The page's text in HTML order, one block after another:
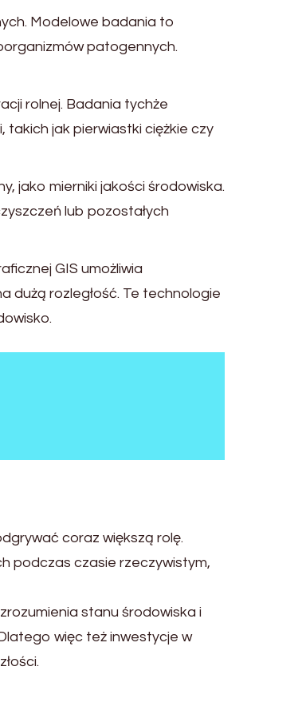
Modelowe badania to
patogennych.
rolnej. Badania tychże
takich jak pierwiastki ciężkie czy
jako mierniki jakości środowiska.
lub pozostałych
GIS umożliwia
dużą rozległość. Te technologie
coraz większą rolę.
podczas czasie rzeczywistym,
stanu środowiska i
więc też inwestycje w